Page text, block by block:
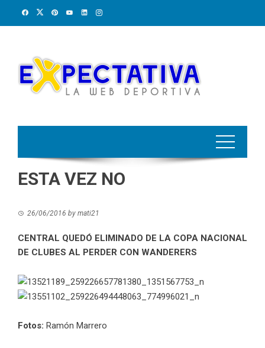
ESTA VEZ NO
26/06/2016 by mati21
CENTRAL QUEDÓ ELIMINADO DE LA COPA NACIONAL
DE CLUBES AL PERDER CON WANDERERS
Fotos: Ramón Marrero